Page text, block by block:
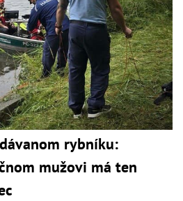
rybníku:
mužovi má ten